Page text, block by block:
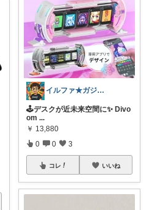
イルファ★ガジェット広場★
🕹️デスクが近未来空間に✨ Divo
om ...
￥ 13,880
0 0 3
コレ いいね